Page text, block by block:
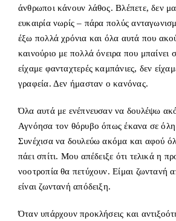
άνθρωποι κάνουν λάθος. Βλέπετε, δεν
ευκαιρία νωρίς – πάρα πολύς
έξω πολλά χρόνια και όλα αυτά που
καινούριο με πολλά όνειρα που μπαίνει
είχαμε φανταχτερές καμπάνιες, δεν
γραφεία. Δεν ήμασταν ο κανόνας.
Όλα αυτά με ενέπνευσαν να δουλέψω
Αγνόησα τον θόρυβο όπως έκανα σε
Συνέχισα να δουλεύω ακόμα και αφού
πάει σπίτι. Μου απέδειξε ότι τελικά η
νοοτροπία θα πετύχουν. Είμαι ζωντανή
είναι ζωντανή απόδειξη.
Όταν υπάρχουν προκλήσεις και